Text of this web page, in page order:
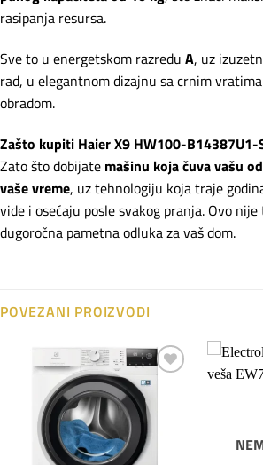
rasipanja resursa.
Sve to u energetskom razredu A, uz
rad, u elegantnom dizajnu sa crnim
obradom.
Zašto kupiti Haier X9 HW100-B14387U1-
Zato što dobijate mašinu koja čuva vašu
vaše vreme, uz tehnologiju koja traje
vide i osećaju posle svakog pranja. Ovo
dugoročna pametna odluka za vaš dom.
POVEZANI PROIZVODI